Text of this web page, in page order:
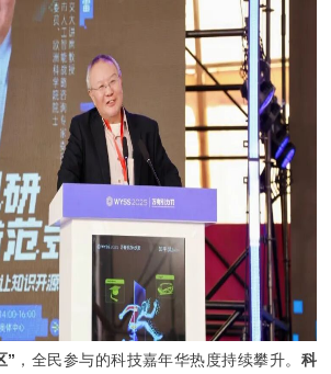
” ，全民参与的科技嘉年华热度持续攀升。 科